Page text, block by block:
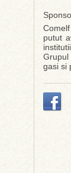
putut
Grupul
gasi si